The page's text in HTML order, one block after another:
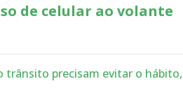
de celular ao volante
trânsito precisam evitar o hábito,